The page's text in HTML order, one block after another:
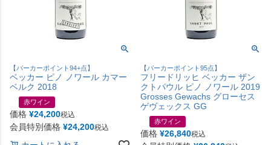
【パーカーポイント94+点】
ベッカー ピノ ノワール カマー
ベルク 2018
赤ワイン
価格 ¥24,200税込
会員特別価格 ¥24,200税込
【パーカーポイント95点】
フリードリッヒ ベッカー ザン
クトパウル ピノ ノワール 2019
Grosses Gewachs グローセス
ゲヴェックス GG
赤ワイン
価格 ¥26,840税込